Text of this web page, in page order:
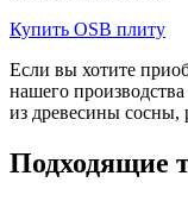
Купить OSB плиту
Если вы хотите
нашего производства
из древесины сосны,
Подходящие